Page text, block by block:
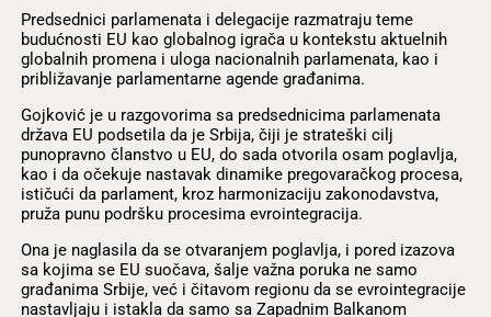
Predsednici parlamenata i delegacije razmatraju teme
budućnosti EU kao globalnog igrača u kontekstu aktuelnih
globalnih promena i uloga nacionalnih parlamenata, kao i
približavanje parlamentarne agende građanima.
Gojković je u razgovorima sa predsednicima parlamenata
država EU podsetila da je Srbija, čiji je strateški cilj
punopravno članstvo u EU, do sada otvorila osam poglavlja,
kao i da očekuje nastavak dinamike pregovaračkog procesa,
ističući da parlament, kroz harmonizaciju zakonodavstva,
pruža punu podršku procesima evrointegracija.
Ona je naglasila da se otvaranjem poglavlja, i pored izazova
sa kojima se EU suočava, šalje važna poruka ne samo
građanima Srbije, već i čitavom regionu da se evrointegracije
nastavljaju i istakla da samo sa Zapadnim Balkanom